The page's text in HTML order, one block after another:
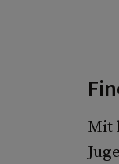
Mit